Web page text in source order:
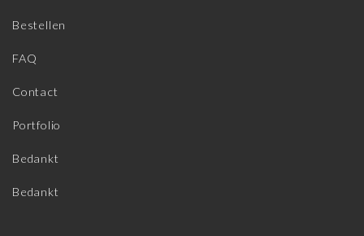
Bestellen
FAQ
Contact
Portfolio
Bedankt
Bedankt